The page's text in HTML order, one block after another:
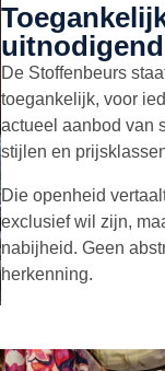
uitnodigend
De Stoffenbeurs
toegankelijk, voor
actueel aanbod van
stijlen en
Die openheid
exclusief wil zijn,
nabijheid. Geen
herkenning.